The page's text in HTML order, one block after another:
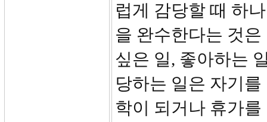
럽게 감당할 때 하
을 완수한다는 것
싶은 일, 좋아하는
당하는 일은 자기
학이 되거나 휴가